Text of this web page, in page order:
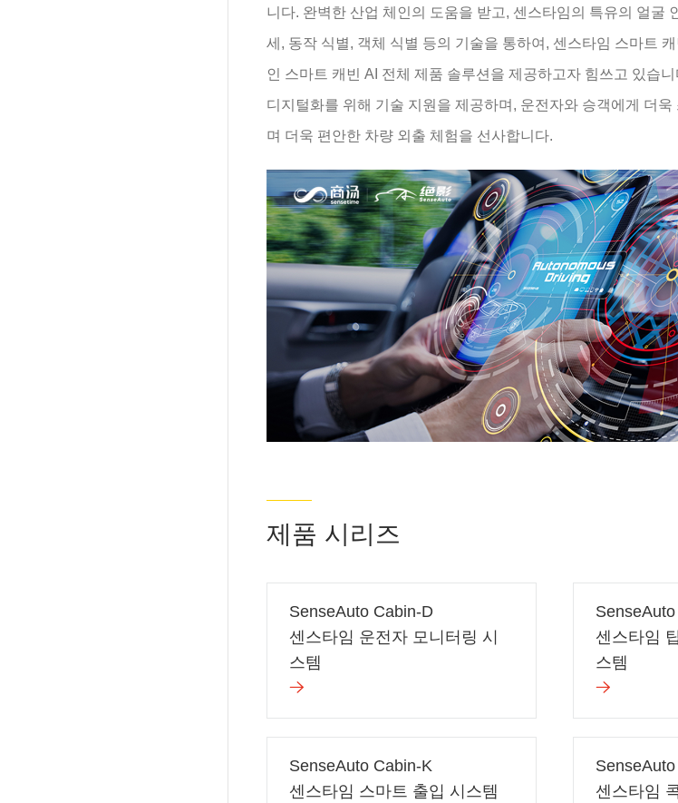
니다. 완벽한 산업 체인의 도움을 받고, 센스타임의 특유의 얼굴
세, 동작 식별, 객체 식별 등의 기술을 통하여, 센스타임 스마트
인 스마트 캐빈 AI 전체 제품 솔루션을 제공하고자 힘쓰고 있습
디지털화를 위해 기술 지원을 제공하며, 운전자와 승객에게 더
며 더욱 편안한 차량 외출 체험을 선사합니다.
제품 시리즈
SenseAuto Cabin-D
센스타임 운전자 모니터링 시
스템
센스타임
스템
SenseAuto Cabin-K
센스타임 스마트 출입 시스템
센스타임